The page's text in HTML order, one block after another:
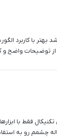
با کاربرد
از توضیحات واضح و
فقط با
چشمم رو به